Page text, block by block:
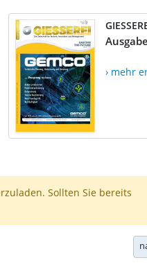
› mehr
Sollten Sie bereits